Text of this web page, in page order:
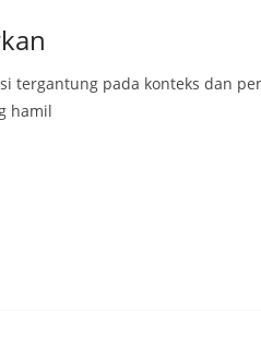
tergantung pada konteks dan
hamil